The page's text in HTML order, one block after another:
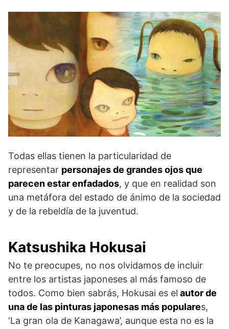
Todas ellas tienen la particularidad de
representar personajes de grandes ojos que
parecen estar enfadados, y que en realidad son
una metáfora del estado de ánimo de la sociedad
y de la rebeldía de la juventud.
Katsushika Hokusai
No te preocupes, no nos olvidamos de incluir
entre los artistas japoneses al más famoso de
todos. Como bien sabrás, Hokusai es el autor de
una de las pinturas japonesas más populares,
‘La gran ola de Kanagawa’, aunque esta no es la